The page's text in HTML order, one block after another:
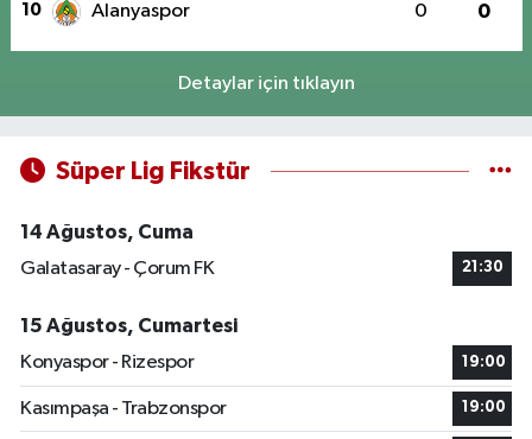
10 Alanyaspor 0 0
Detaylar için tıklayın
Süper Lig Fikstür
14 Ağustos, Cuma
Galatasaray - Çorum FK
21:30
15 Ağustos, Cumartesi
Konyaspor - Rizespor
19:00
Kasımpaşa - Trabzonspor 19:00